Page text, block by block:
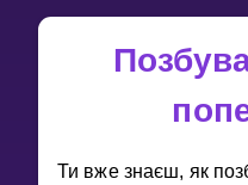
Multiplication
Джуніор-матем
Ти вже знаєш, як